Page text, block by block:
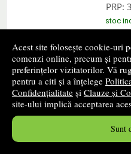
Acest site folosește cookie-uri
comenzi online, precum și
preferințelor vizitatorilor. Vă
pentru a citi și a înțelege
Confidențialitate și Clauze și
site-ului implică acceptarea
Sunt
PRP:
stoc
➤
enunturile